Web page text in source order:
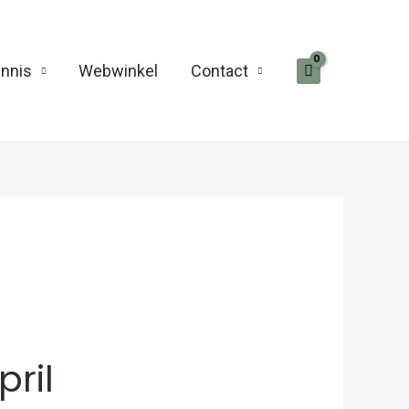
Webwinkel Contact